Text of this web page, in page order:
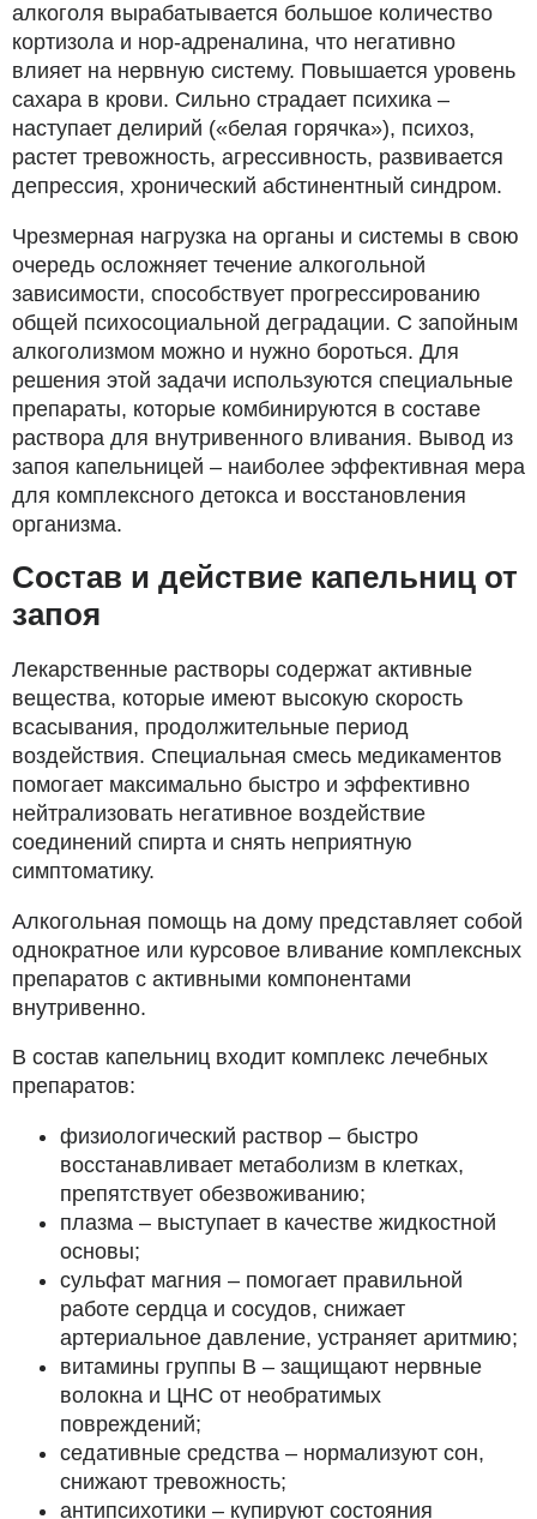
алкоголя вырабатывается большое количество
кортизола и нор-адреналина, что негативно
влияет на нервную систему. Повышается уровень
сахара в крови. Сильно страдает психика –
наступает делирий («белая горячка»), психоз,
растет тревожность, агрессивность, развивается
депрессия, хронический абстинентный синдром.
Чрезмерная нагрузка на органы и системы в свою
очередь осложняет течение алкогольной
зависимости, способствует прогрессированию
общей психосоциальной деградации. С запойным
алкоголизмом можно и нужно бороться. Для
решения этой задачи используются специальные
препараты, которые комбинируются в составе
раствора для внутривенного вливания. Вывод из
запоя капельницей – наиболее эффективная мера
для комплексного детокса и восстановления
организма.
Состав и действие капельниц от
запоя
Лекарственные растворы содержат активные
вещества, которые имеют высокую скорость
всасывания, продолжительные период
воздействия. Специальная смесь медикаментов
помогает максимально быстро и эффективно
нейтрализовать негативное воздействие
соединений спирта и снять неприятную
симптоматику.
Алкогольная помощь на дому представляет собой
однократное или курсовое вливание комплексных
препаратов с активными компонентами
внутривенно.
В состав капельниц входит комплекс лечебных
препаратов:
физиологический раствор – быстро
восстанавливает метаболизм в клетках,
препятствует обезвоживанию;
плазма – выступает в качестве жидкостной
основы;
сульфат магния – помогает правильной
работе сердца и сосудов, снижает
артериальное давление, устраняет аритмию;
витамины группы В – защищают нервные
волокна и ЦНС от необратимых
повреждений;
седативные средства – нормализуют сон,
снижают тревожность;
антипсихотики – купируют состояния